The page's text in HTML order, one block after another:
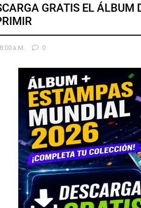
GRATIS EL
A.m. 0